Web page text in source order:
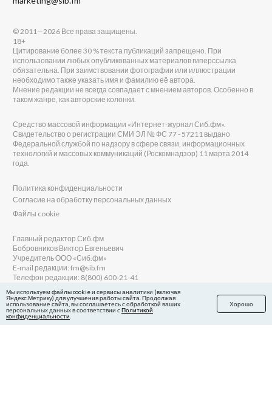
© 2011—2026 Все права защищены.
18+
Цитирование более 30 % текста публикаций запрещено. При
использовании любых опубликованных материалов гиперссылка
обязательна. При заимствовании фотографии или иллюстрации
необходимо также указать имя и фамилию её автора.
Мнение редакции не всегда совпадает с мнением авторов. Особенно в
таком жанре, как авторские колонки.
Средство массовой информации «Интернет-журнал Сиб.фм».
Свидетельство о регистрации СМИ ЭЛ № ФС 77 - 57211 выдано
Федеральной службой по надзору в сфере связи, информационных
технологий и массовых коммуникаций (Роскомнадзор) 11 марта 2014
года.
Политика конфиденциальности
Согласие на обработку персональных данных
Файлы cookie
Главный редактор Сиб.фм
Бобровников Виктор Евгеньевич
Учредитель ООО «Сиб.фм»
E-mail редакции: fm@sib.fm
Телефон редакции: 8(800) 600-21-41
Сайт разработан и поддерживается Технодзен
Мы используем файлы cookie и сервисы аналитики (включая
Яндекс.Метрику) для улучшения работы сайта. Продолжая
использование сайта, вы соглашаетесь с обработкой ваших
персональных данных в соответствии сПолитикой
конфиденциальности
Хорошо